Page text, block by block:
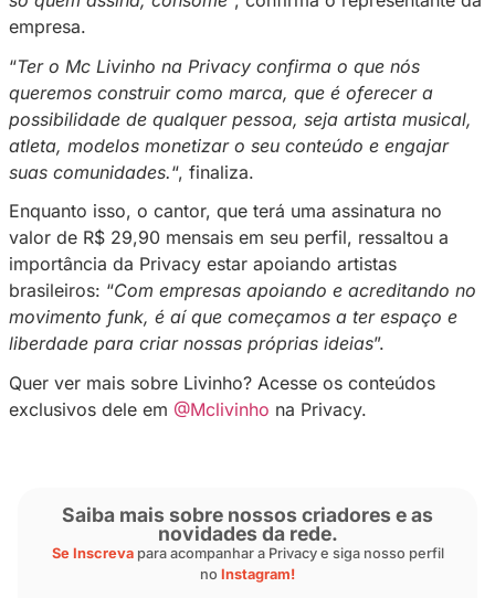
A estratégia de ter o MC Livinho na Privacy
monetizar diversos tipos de materiais. O que
empresa única é essa versatilidade e